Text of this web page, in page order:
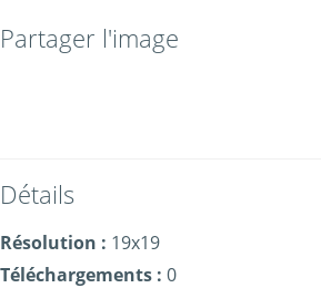
Partager l'image
Détails
Résolution : 19x19
Téléchargements : 0